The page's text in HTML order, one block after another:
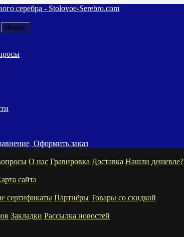
Оформить заказ
О нас Гравировка Доставка Нашли дешевле?
сайта
сертификаты Партнёры Товары со скидкой
Закладки Рассылка новостей